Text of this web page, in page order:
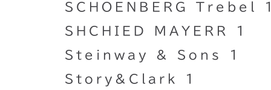
SCHOENBERG Trebel 1
SHCHIED MAYERR 1
Steinway & Sons 1
Story&Clark 1